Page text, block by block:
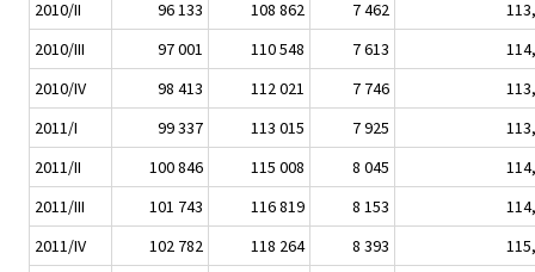
2010/II 96 133 108 862 7 462
2010/III
97 001 110 548 7 613
2010/IV
98 413 112 021 7 746
2011/I
99 337 113 015 7 925
2011/II
100 846 115 008 8 045
2011/III
101 743 116 819 8 153
2011/IV
102 782 118 264 8 393